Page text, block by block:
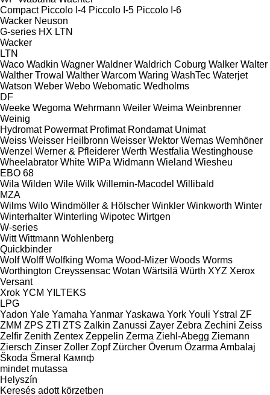
Compact Piccolo I-4 Piccolo I-5 Piccolo I-6
Wacker Neuson
G-series HX LTN
Wacker
LTN
Waco Wadkin Wagner Waldner Waldrich Coburg Walker Walter
Walther Trowal Walther Warcom Waring WashTec Waterjet
Watson Weber Webo Webomatic Wedholms
DF
Weeke Wegoma Wehrmann Weiler Weima Weinbrenner
Weinig
Hydromat Powermat Profimat Rondamat Unimat
Weiss Weisser Heilbronn Weisser Wektor Wemas Wemhöner
Wenzel Werner & Pfleiderer Werth Westfalia Westinghouse
Wheelabrator White WiPa Widmann Wieland Wiesheu
EBO 68
Wila Wilden Wile Wilk Willemin-Macodel Willibald
MZA
Wilms Wilo Windmöller & Hölscher Winkler Winkworth Winter
Winterhalter Winterling Wipotec Wirtgen
W-series
Witt Wittmann Wohlenberg
Quickbinder
Wolf Wolff Wolfking Woma Wood-Mizer Woods Worms
Worthington Creyssensac Wotan Wärtsilä Würth XYZ Xerox
Versant
Xrok YCM YILTEKS
LPG
Yadon Yale Yamaha Yanmar Yaskawa York Youli Ystral ZF
ZMM ZPS ZTI ZTS Zalkin Zanussi Zayer Zebra Zechini Zeiss
Zelfir Zenith Zentex Zeppelin Zerma Ziehl-Abegg Ziemann
Ziersch Zinser Zoller Zopf Zürcher Överum Özarma Ambalaj
Škoda Šmeral
Кампф
mindet mutassa
Helyszín
Keresés adott körzetben